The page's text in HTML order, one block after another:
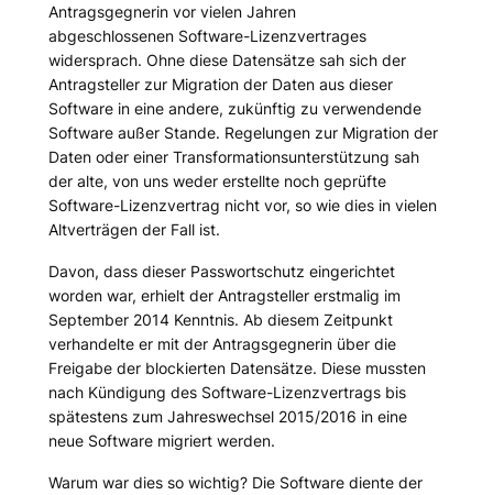
Antragsgegnerin vor vielen Jahren
abgeschlossenen Software-Lizenzvertrages
widersprach. Ohne diese Datensätze sah sich der
Antragsteller zur Migration der Daten aus dieser
Software in eine andere, zukünftig zu verwendende
Software außer Stande. Regelungen zur Migration der
Daten oder einer Transformationsunterstützung sah
der alte, von uns weder erstellte noch geprüfte
Software-Lizenzvertrag nicht vor, so wie dies in vielen
Altverträgen der Fall ist.
Davon, dass dieser Passwortschutz eingerichtet
worden war, erhielt der Antragsteller erstmalig im
September 2014 Kenntnis. Ab diesem Zeitpunkt
verhandelte er mit der Antragsgegnerin über die
Freigabe der blockierten Datensätze. Diese mussten
nach Kündigung des Software-Lizenzvertrags bis
spätestens zum Jahreswechsel 2015/2016 in eine
neue Software migriert werden.
Warum war dies so wichtig? Die Software diente der